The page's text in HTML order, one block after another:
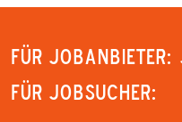
Für Jobanbieter:
Für Jobsucher: